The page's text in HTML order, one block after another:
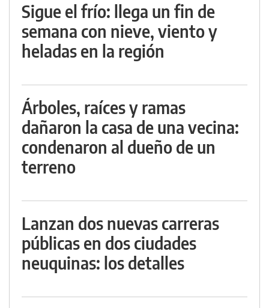
Sigue el frío: llega un fin de
semana con nieve, viento y
heladas en la región
Árboles, raíces y ramas
dañaron la casa de una vecina:
condenaron al dueño de un
terreno
Lanzan dos nuevas carreras
públicas en dos ciudades
neuquinas: los detalles